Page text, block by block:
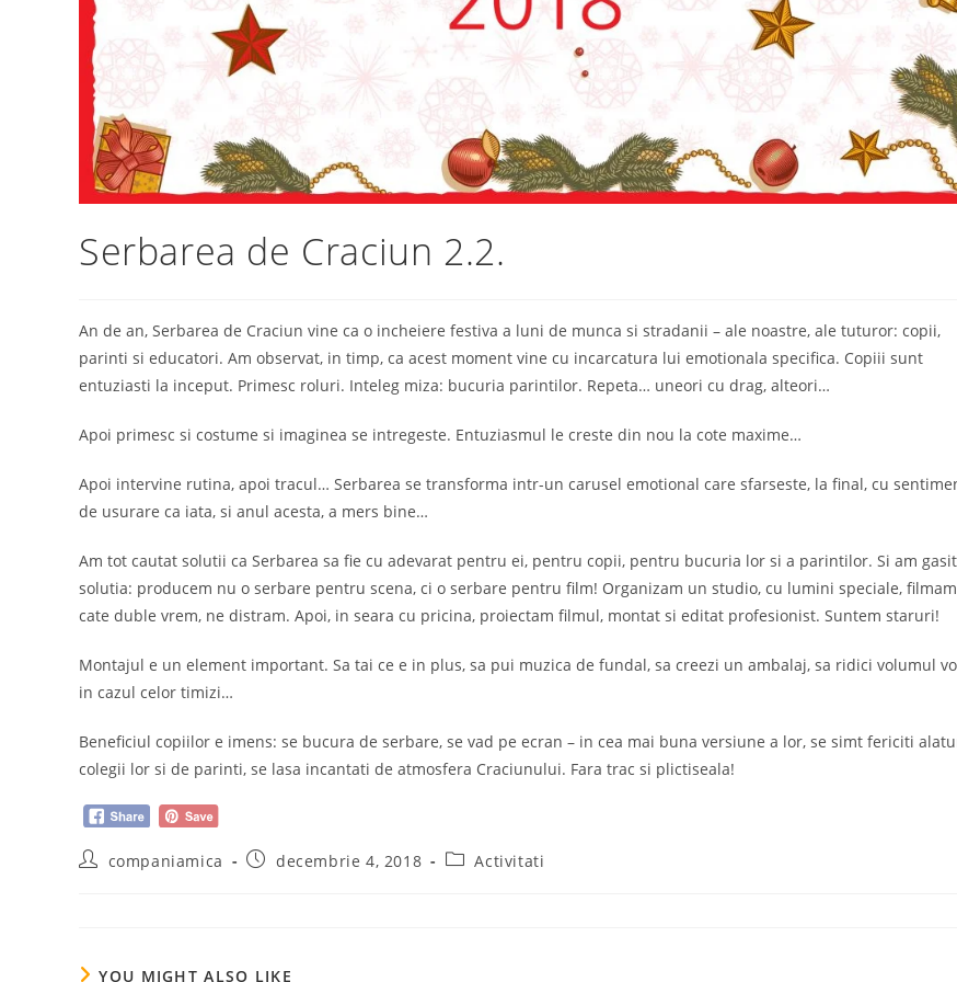
Serbarea de Craciun 2.2.
An de an, Serbarea de Craciun vine ca o incheiere festiva a luni de munca si stradanii – ale noastre, ale tuturor: copii,
parinti si educatori. Am observat, in timp, ca acest moment vine cu incarcatura lui emotionala specifica. Copiii sunt
entuziasti la inceput. Primesc roluri. Inteleg miza: bucuria parintilor. Repeta… uneori cu drag, alteori…
Apoi primesc si costume si imaginea se intregeste. Entuziasmul le creste din nou la cote maxime…
Apoi intervine rutina, apoi tracul… Serbarea se transforma intr-un carusel emotional care sfarseste, la final, cu
de usurare ca iata, si anul acesta, a mers bine…
Am tot cautat solutii ca Serbarea sa fie cu adevarat pentru ei, pentru copii, pentru bucuria lor si a parintilor. Si am gasit
solutia: producem nu o serbare pentru scena, ci o serbare pentru film! Organizam un studio, cu lumini speciale, filmam
cate duble vrem, ne distram. Apoi, in seara cu pricina, proiectam filmul, montat si editat profesionist. Suntem staruri!
Montajul e un element important. Sa tai ce e in plus, sa pui muzica de fundal, sa creezi un ambalaj, sa ridici volumul
in cazul celor timizi…
Beneficiul copiilor e imens: se bucura de serbare, se vad pe ecran – in cea mai buna versiune a lor, se simt fericiti
colegii lor si de parinti, se lasa incantati de atmosfera Craciunului. Fara trac si plictiseala!
Postcompaniamica
Postdecembrie 4, 2018
PostActivitati
YOU MIGHT ALSO LIKE